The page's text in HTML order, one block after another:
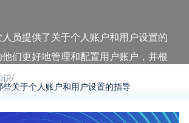
员提供了关于个人账户和用户设置的
们更好地管理和配置用户账户，并根
个性化设置。在本文中，我们将探讨
关于个人账户和用户设置的一些重要
识/
关于个人账户和用户设置的指导